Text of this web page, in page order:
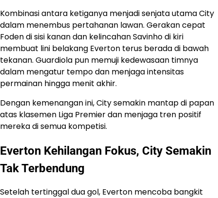
Kombinasi antara ketiganya menjadi senjata utama City
dalam menembus pertahanan lawan. Gerakan cepat
Foden di sisi kanan dan kelincahan Savinho di kiri
membuat lini belakang Everton terus berada di bawah
tekanan. Guardiola pun memuji kedewasaan timnya
dalam mengatur tempo dan menjaga intensitas
permainan hingga menit akhir.
Dengan kemenangan ini, City semakin mantap di papan
atas klasemen Liga Premier dan menjaga tren positif
mereka di semua kompetisi.
Everton Kehilangan Fokus, City Semakin
Tak Terbendung
Setelah tertinggal dua gol, Everton mencoba bangkit